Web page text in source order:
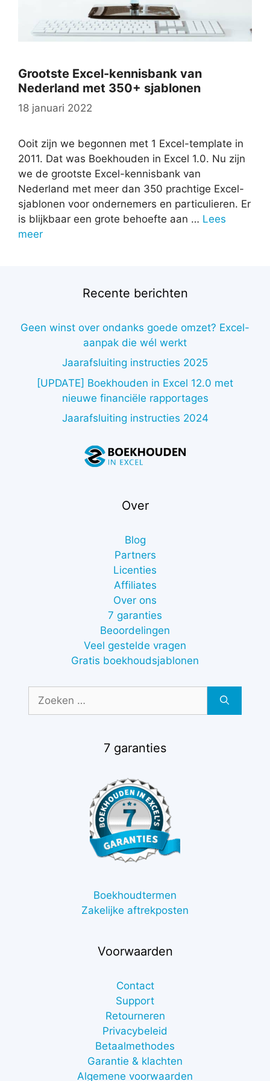
Grootste Excel-kennisbank van
Nederland met 350+ sjablonen
18 januari 2022
Ooit zijn we begonnen met 1 Excel-template in
2011. Dat was Boekhouden in Excel 1.0. Nu zijn
we de grootste Excel-kennisbank van
Nederland met meer dan 350 prachtige Excel-
sjablonen voor ondernemers en particulieren. Er
is blijkbaar een grote behoefte aan … Lees
meer
Recente berichten
Geen winst over ondanks goede omzet? Excel-
aanpak die wél werkt
Jaarafsluiting instructies 2025
[UPDATE] Boekhouden in Excel 12.0 met
nieuwe financiële rapportages
Jaarafsluiting instructies 2024
Over
Blog
Partners
Licenties
Affiliates
Over ons
7 garanties
Beoordelingen
Veel gestelde vragen
Gratis boekhoudsjablonen
Zoek
7 garanties
Boekhoudtermen
Zakelijke aftrekposten
Voorwaarden
Contact
Support
Retourneren
Privacybeleid
Betaalmethodes
Garantie & klachten
Algemene voorwaarden